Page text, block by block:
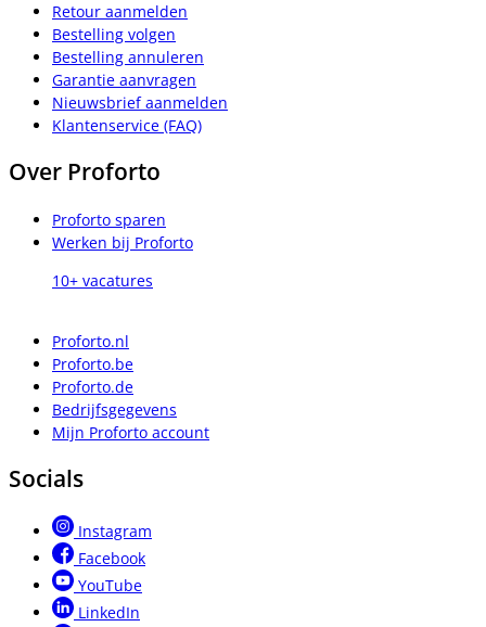
Retour aanmelden
Bestelling volgen
Bestelling annuleren
Garantie aanvragen
Nieuwsbrief aanmelden
Klantenservice (FAQ)
Over Proforto
Proforto sparen
Werken bij Proforto
10+ vacatures
Proforto.nl
Proforto.be
Proforto.de
Bedrijfsgegevens
Mijn Proforto account
Socials
Instagram
Facebook
YouTube
LinkedIn